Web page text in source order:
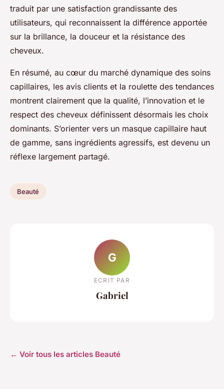
traduit par une satisfaction grandissante des
utilisateurs, qui reconnaissent la différence apportée
sur la brillance, la douceur et la résistance des
cheveux.
En résumé, au cœur du marché dynamique des soins
capillaires, les avis clients et la roulette des tendances
montrent clairement que la qualité, l’innovation et le
respect des cheveux définissent désormais les choix
dominants. S’orienter vers un masque capillaire haut
de gamme, sans ingrédients agressifs, est devenu un
réflexe largement partagé.
Beauté
G
ECRIT PAR
Gabriel
← Voir tous les articles Beauté